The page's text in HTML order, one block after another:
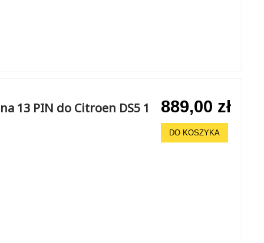
13 PIN do Citroen DS5 1
889,00 zł
DO KOSZYKA